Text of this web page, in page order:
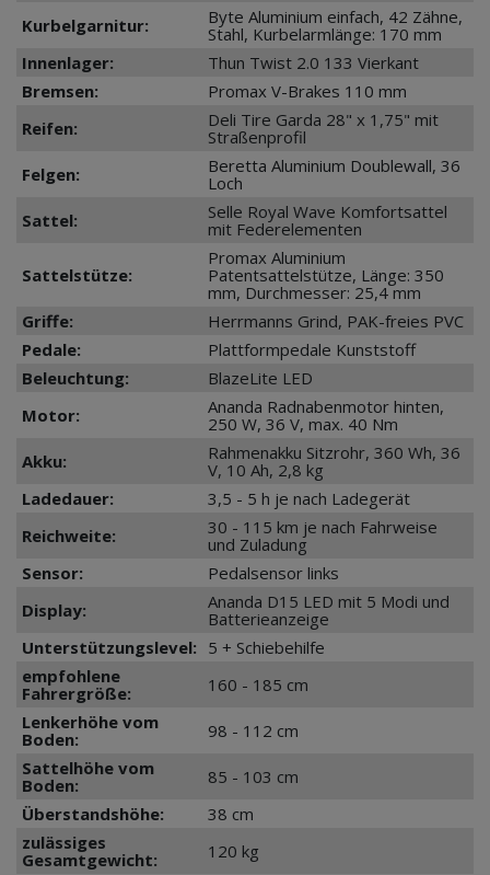
Kurbelgarnitur:
Byte Aluminium einfach, 42 Zähne,
Stahl, Kurbelarmlänge: 170 mm
Innenlager:
Thun Twist 2.0 133 Vierkant
Bremsen:
Promax V-Brakes 110 mm
Reifen:
Deli Tire Garda 28" x 1,75" mit
Straßenprofil
Felgen:
Beretta Aluminium Doublewall, 36
Loch
Sattel:
Selle Royal Wave Komfortsattel
mit Federelementen
Sattelstütze:
Promax Aluminium
Patentsattelstütze, Länge: 350
mm, Durchmesser: 25,4 mm
Griffe:
Herrmanns Grind, PAK-freies PVC
Pedale:
Plattformpedale Kunststoff
Beleuchtung:
BlazeLite LED
Motor:
Ananda Radnabenmotor hinten,
250 W, 36 V, max. 40 Nm
Akku:
Rahmenakku Sitzrohr, 360 Wh, 36
V, 10 Ah, 2,8 kg
Ladedauer:
3,5 - 5 h je nach Ladegerät
Reichweite:
30 - 115 km je nach Fahrweise
und Zuladung
Sensor:
Pedalsensor links
Display:
Ananda D15 LED mit 5 Modi und
Batterieanzeige
Unterstützungslevel: 5 + Schiebehilfe
empfohlene
Fahrergröße:
160 - 185 cm
Lenkerhöhe vom
Boden:
98 - 112 cm
Sattelhöhe vom
Boden:
85 - 103 cm
Überstandshöhe:
38 cm
zulässiges
Gesamtgewicht:
120 kg